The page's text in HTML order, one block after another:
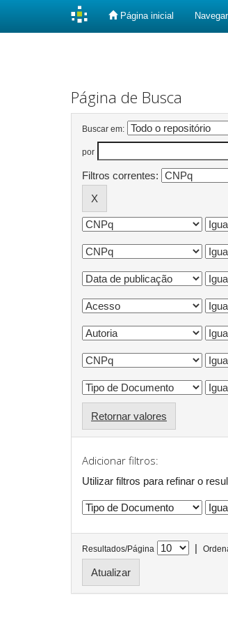
Página inicial Navegar
Página de Busca
Buscar em:
por
Filtros correntes:
Retornar valores
Adicionar filtros:
Utilizar filtros para refinar o
Resultados/Página |